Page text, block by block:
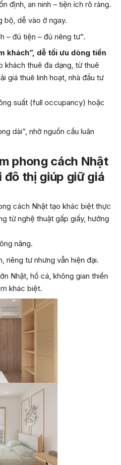
định, an ninh – tiện ích rõ ràng.
bộ, dễ vào ở ngay.
– đủ tiện – đủ riêng tư”.
khách”, dễ tối ưu dòng tiền
khách thuê đa dạng, từ thuê
giá thuê linh hoạt, nhà đầu tư
suất (full occupancy) hoặc
dài”, nhờ nguồn cầu luân
phong cách Nhật
đô thị giúp giữ giá
cách Nhật tạo khác biệt thực
từ nghệ thuật gấp giấy, hướng
năng.
riêng tư nhưng vẫn hiện đại.
Nhật, hồ cá, không gian thiền
khác biệt.